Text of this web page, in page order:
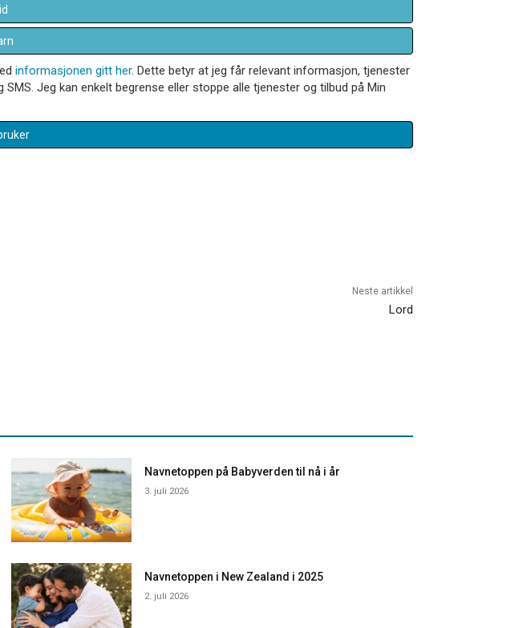
informasjonen gitt her. Dette betyr at jeg får relevant informasjon, tjenester
Jeg kan enkelt begrense eller stoppe alle tjenester og tilbud på Min
Neste artikkel
Lord
Navnetoppen på Babyverden til nå i år
3. juli 2026
Navnetoppen i New Zealand i 2025
2. juli 2026